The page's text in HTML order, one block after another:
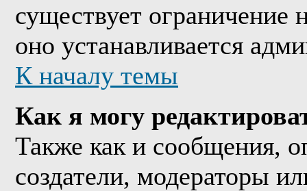
существует ограничение
оно устанавливается
К началу темы
Как я могу
Также как и сообщения,
создатели, модераторы